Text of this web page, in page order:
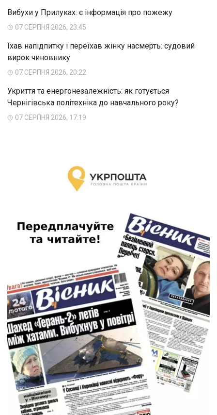
Вибухи у Прилуках: є інформація про пожежу
07 СЕРПНЯ 2026, 23:45
Їхав напідпитку і переїхав жінку насмерть: судовий
вирок чиновнику
07 СЕРПНЯ 2026, 20:22
Укриття та енергонезалежність: як готується
Чернігівська політехніка до навчального року?
07 СЕРПНЯ 2026, 17:19